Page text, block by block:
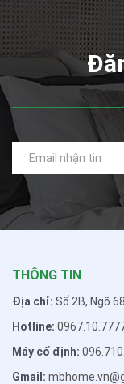
THÔNG TIN
Địa chỉ: Số 2B, Ngõ
Hotline:
Máy cố định:
Gmail: